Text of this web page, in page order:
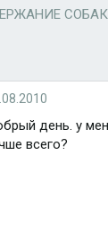
день. у
всего?